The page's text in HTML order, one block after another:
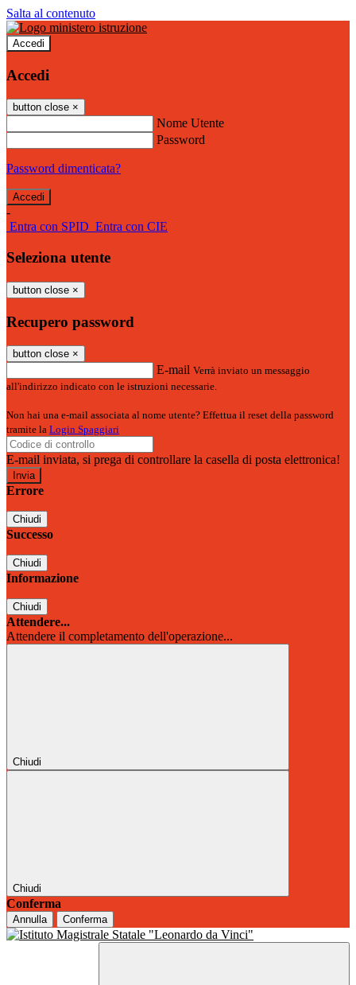
Salta al contenuto
Accedi
Accedi
button close ×
Nome Utente
Password
Password dimenticata?
-
Entra con SPID Entra con CIE
Seleziona utente
button close ×
Recupero password
button close ×
E-mail Verrà inviato un messaggio
all'indirizzo indicato con le istruzioni necessarie.
Non hai una e-mail associata al nome utente? Effettua il reset della password
tramite la Login Spaggiari
E-mail inviata, si prega di controllare la casella di posta elettronica!
Errore
Chiudi
Successo
Chiudi
Informazione
Chiudi
Attendere...
Attendere il completamento dell'operazione...
Chiudi
Chiudi
Conferma
Annulla Conferma